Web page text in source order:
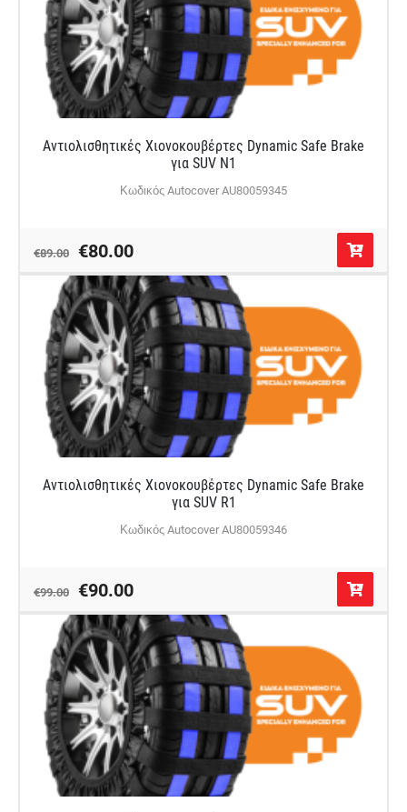
Αντιολισθητικές Χιονοκουβέρτες Dynamic Safe Brake
για SUV N1
Κωδικός Autocover AU80059345
€89.00 €80.00
Αντιολισθητικές Χιονοκουβέρτες Dynamic Safe Brake
για SUV R1
Κωδικός Autocover AU80059346
€99.00 €90.00